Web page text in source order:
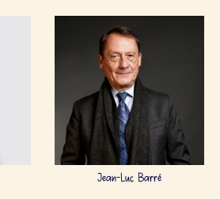
Jean-Luc Barré